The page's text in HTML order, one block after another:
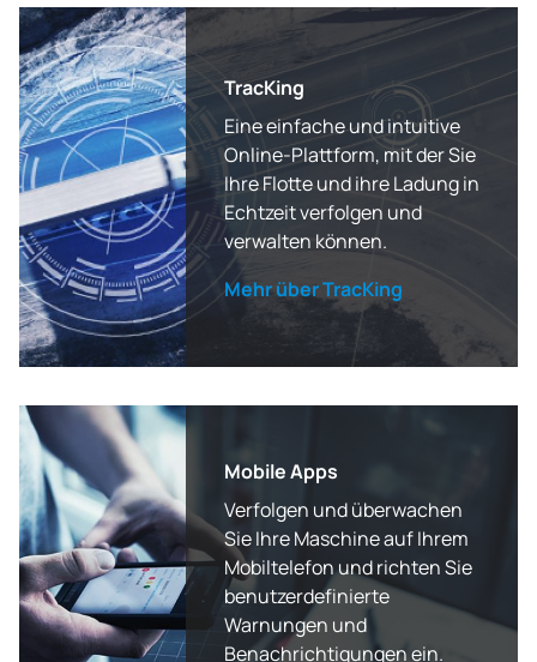
TracKing
Eine einfache und intuitive
Online-Plattform, mit der Sie
Ihre Flotte und ihre Ladung in
Echtzeit verfolgen und
verwalten können.
Mehr über TracKing
Mobile Apps
Verfolgen und überwachen
Sie Ihre Maschine auf Ihrem
Mobiltelefon und richten Sie
benutzerdefinierte
Warnungen und
Benachrichtigungen ein.